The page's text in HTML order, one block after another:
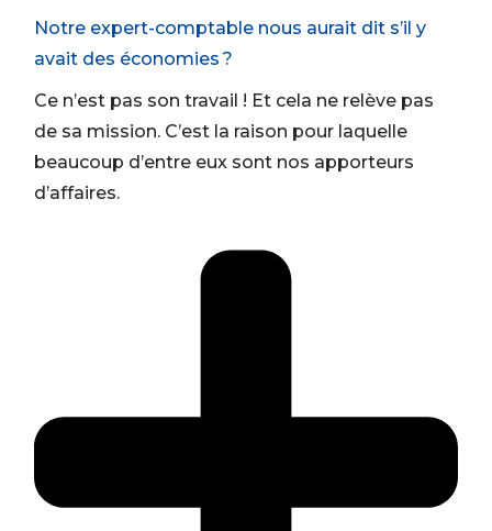
Notre expert-comptable nous aurait dit s’il y
avait des économies ?
Ce n’est pas son travail ! Et cela ne relève pas
de sa mission. C’est la raison pour laquelle
beaucoup d’entre eux sont nos apporteurs
d’affaires.